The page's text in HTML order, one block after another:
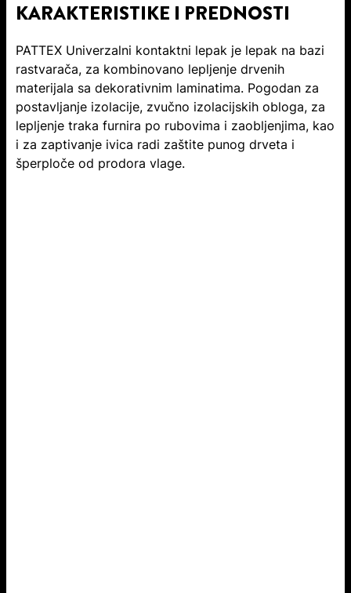
KARAKTERISTIKE I PREDNOSTI
PATTEX Univerzalni kontaktni lepak je lepak na bazi
rastvarača, za kombinovano lepljenje drvenih
materijala sa dekorativnim laminatima. Pogodan za
postavljanje izolacije, zvučno izolacijskih obloga, za
lepljenje traka furnira po rubovima i zaobljenjima, kao
i za zaptivanje ivica radi zaštite punog drveta i
šperploče od prodora vlage.